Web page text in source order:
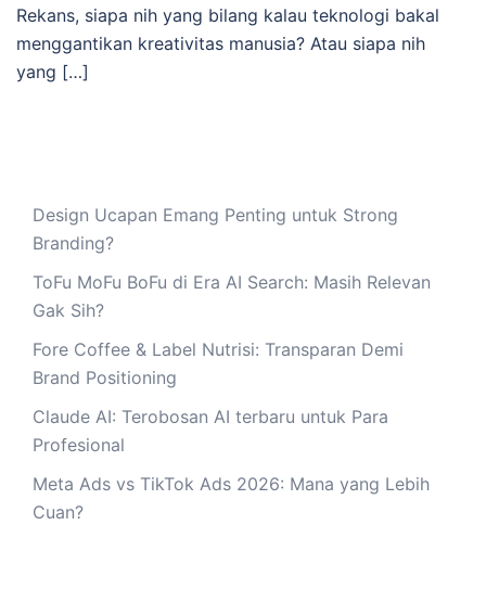
Rekans, siapa nih yang bilang kalau teknologi bakal
menggantikan kreativitas manusia? Atau siapa nih
yang […]
Design Ucapan Emang Penting untuk Strong
Branding?
ToFu MoFu BoFu di Era AI Search: Masih Relevan
Gak Sih?
Fore Coffee & Label Nutrisi: Transparan Demi
Brand Positioning
Claude AI: Terobosan AI terbaru untuk Para
Profesional
Meta Ads vs TikTok Ads 2026: Mana yang Lebih
Cuan?